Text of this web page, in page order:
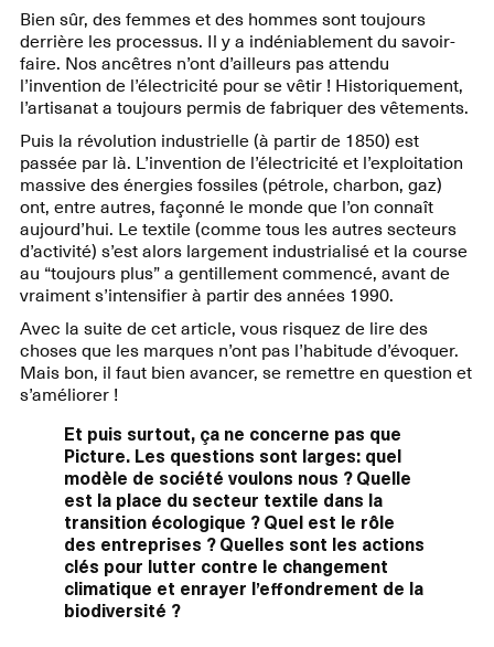
Bien sûr, des femmes et des hommes sont toujours
derrière les processus. Il y a indéniablement du savoir-
faire. Nos ancêtres n’ont d’ailleurs pas attendu
l’invention de l’électricité pour se vêtir ! Historiquement,
l’artisanat a toujours permis de fabriquer des vêtements.
Puis la révolution industrielle (à partir de 1850) est
passée par là. L’invention de l’électricité et l’exploitation
massive des énergies fossiles (pétrole, charbon, gaz)
ont, entre autres, façonné le monde que l’on connaît
aujourd’hui. Le textile (comme tous les autres secteurs
d’activité) s’est alors largement industrialisé et la course
au “toujours plus” a gentillement commencé, avant de
vraiment s’intensifier à partir des années 1990.
Avec la suite de cet article, vous risquez de lire des
choses que les marques n’ont pas l’habitude d’évoquer.
Mais bon, il faut bien avancer, se remettre en question et
s’améliorer !
Et puis surtout, ça ne concerne pas que
Picture. Les questions sont larges: quel
modèle de société voulons nous ? Quelle
est la place du secteur textile dans la
transition écologique ? Quel est le rôle
des entreprises ? Quelles sont les actions
clés pour lutter contre le changement
climatique et enrayer l’effondrement de la
biodiversité ?